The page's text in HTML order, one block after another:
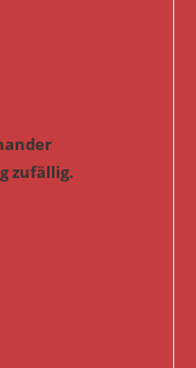
zufällig.